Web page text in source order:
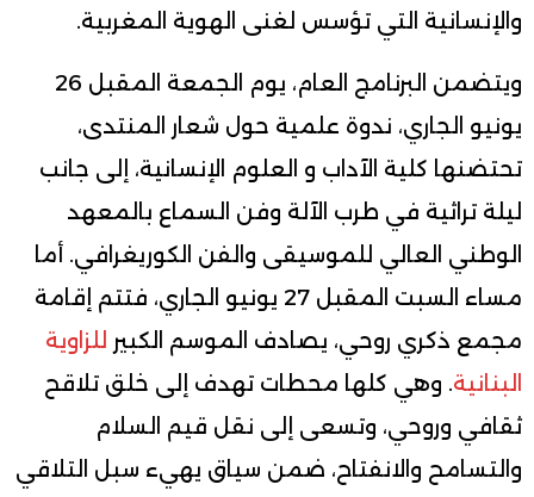
والإنسانية التي تؤسس لغنى الهوية المغربية.
ويتضمن البرنامج العام، يوم الجمعة المقبل 26
يونيو الجاري، ندوة علمية حول شعار المنتدى،
تحتضنها كلية الآداب و العلوم الإنسانية، إلى جانب
ليلة تراثية في طرب الآلة وفن السماع بالمعهد
الوطني العالي للموسيقى والفن الكوريغرافي. أما
مساء السبت المقبل 27 يونيو الجاري، فتتم إقامة
مجمع ذكري روحي، يصادف الموسم الكبير للزاوية
البنانية. وهي كلها محطات تهدف إلى خلق تلاقح
ثقافي وروحي، وتسعى إلى نقل قيم السلام
والتسامح والانفتاح، ضمن سياق يهيء سبل التلاقي